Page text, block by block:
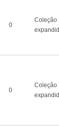
0
Coleção
0
Coleção